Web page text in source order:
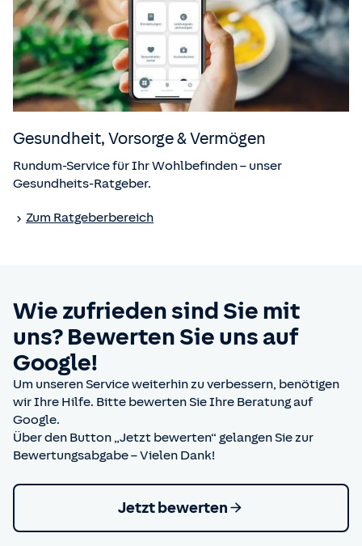
Gesundheit, Vorsorge & Vermögen
Rundum-Service für Ihr Wohlbefinden – unser
Gesundheits-Ratgeber.
Zum Ratgeberbereich
Wie zufrieden sind Sie mit
uns? Bewerten Sie uns auf
Google!
Um unseren Service weiterhin zu verbessern, benötigen
wir Ihre Hilfe. Bitte bewerten Sie Ihre Beratung auf
Google.
Über den Button „Jetzt bewerten“ gelangen Sie zur
Bewertungsabgabe – Vielen Dank!
Jetzt bewerten